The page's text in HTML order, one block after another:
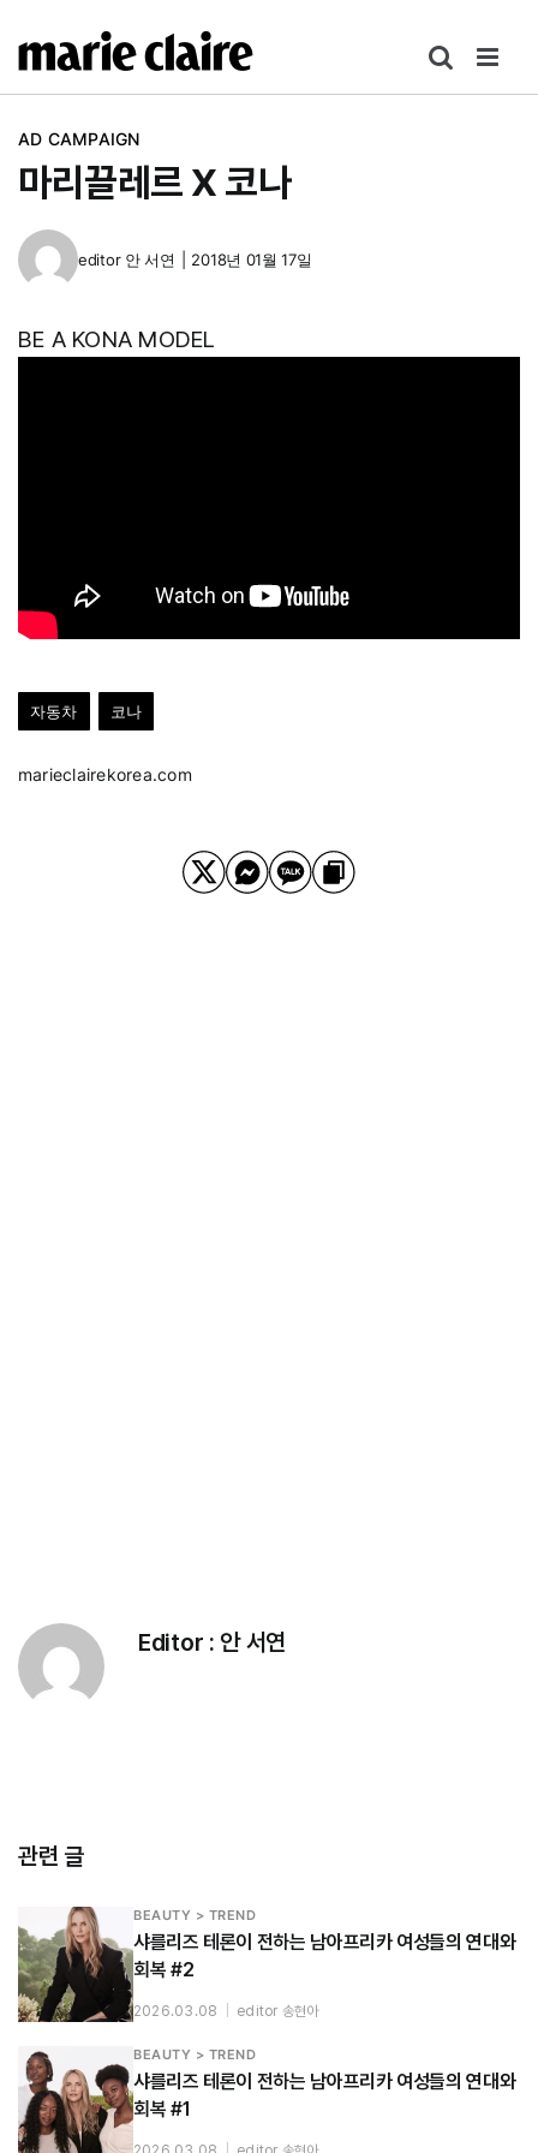
텐
건AD CAMPAIGN
마리끌레르 X 코나
editor 안 서연 2018년 01월 17일
BE A KONA MODEL
자동차 코나
marieclairekorea.com
Editor : 안 서연
관련 글
BEAUTY > TREND
샤를리즈 테론이 전하는 남아프리카 여성들의 연대와
회복 #2
2026.03.08 editor 송현아
BEAUTY > TREND
샤를리즈 테론이 전하는 남아프리카 여성들의 연대와
회복 #1